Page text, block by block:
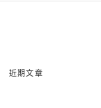
近期文章